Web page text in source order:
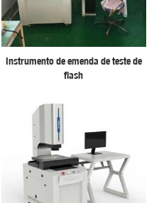
Instrumento de emenda de teste de
flash